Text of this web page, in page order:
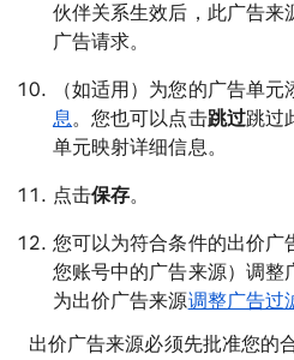
伙伴关系生效后，此广告来
广告请求。
（如适用）为您的广告单元
息。您也可以点击跳过跳过
单元映射详细信息。
点击保存。
您可以为符合条件的出价广
您账号中的广告来源）调整
为出价广告来源调整广告过
出价广告来源必须先批准您的